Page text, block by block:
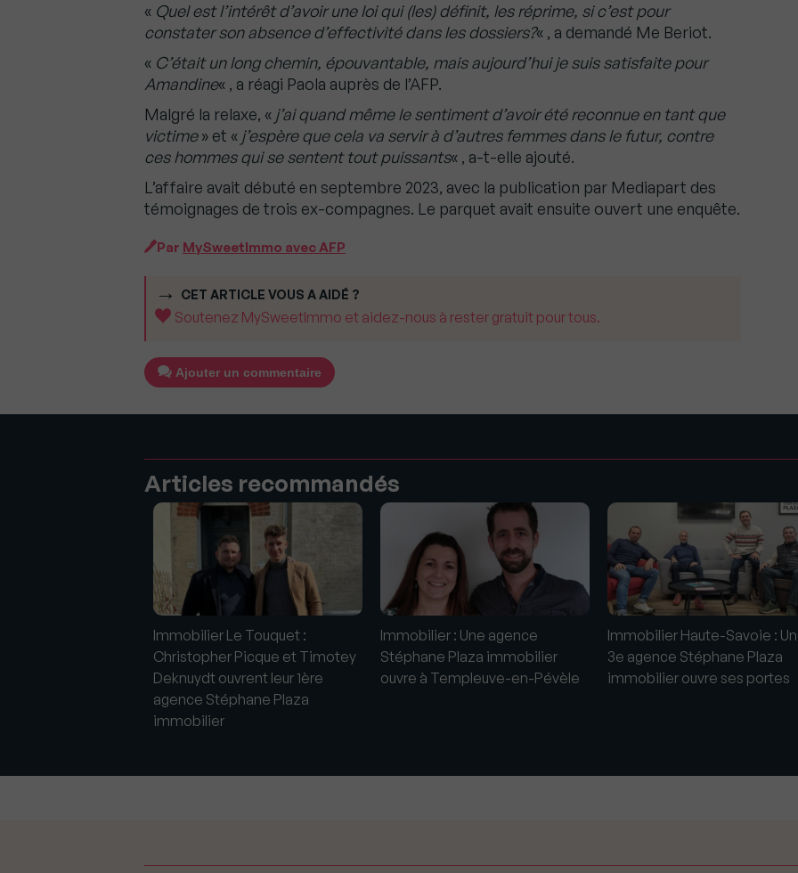
« Quel est l’intérêt d’avoir une loi qui (les) définit, les réprime, si c’est pour
constater son absence d’effectivité dans les dossiers?« , a demandé Me Beriot.
« C’était un long chemin, épouvantable, mais aujourd’hui je suis satisfaite pour
Amandine« , a réagi Paola auprès de l’AFP.
Malgré la relaxe, « j’ai quand même le sentiment d’avoir été reconnue en tant que
victime» et « j’espère que cela va servir à d’autres femmes dans le futur, contre
ces hommes qui se sentent tout puissants« , a-t-elle ajouté.
L’affaire avait débuté en septembre 2023, avec la publication par Mediapart des
témoignages de trois ex-compagnes. Le parquet avait ensuite ouvert une enquête.
Par MySweetImmo avec AFP
CET ARTICLE VOUS A AIDÉ ?
Soutenez MySweetImmo et aidez-nous à rester gratuit pour tous.
Ajouter un commentaire
Articles recommandés
Immobilier Le Touquet :
Christopher Picque et Timotey
Deknuydt ouvrent leur 1ère
agence Stéphane Plaza
immobilier
Immobilier : Une agence
Stéphane Plaza immobilier
ouvre à Templeuve-en-Pévèle
Immobilier Haute-Savoie :
3e agence Stéphane Plaza
immobilier ouvre ses portes